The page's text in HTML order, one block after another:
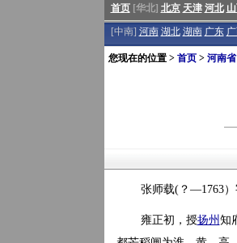
首页[华北] 北京 天津 河北
[中南] 河南 湖北 湖南 广东
您现在的位置 > 首页> 河南省
张师载(？—1763）
雍正初，授扬州 知